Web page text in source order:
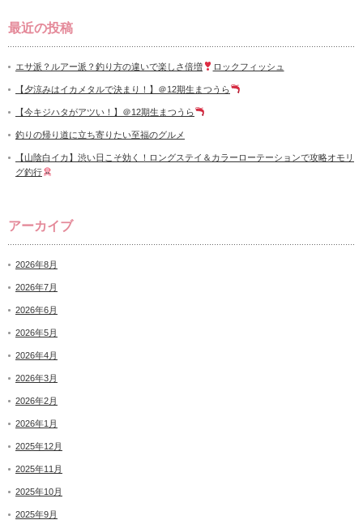
最近の投稿
エサ派？ルアー派？釣り方の違いで楽しさ倍増 ロックフィッシュ
【夕涼みはイカメタルで決まり！】＠12期生まつうら
【今キジハタがアツい！】＠12期生まつうら
釣りの帰り道に立ち寄りたい至福のグルメ
【山陰白イカ】渋い日こそ効く！ロングステイ＆カラーローテーションで攻略オモリ
グ釣行
アーカイブ
2026年8月
2026年7月
2026年6月
2026年5月
2026年4月
2026年3月
2026年2月
2026年1月
2025年12月
2025年11月
2025年10月
2025年9月